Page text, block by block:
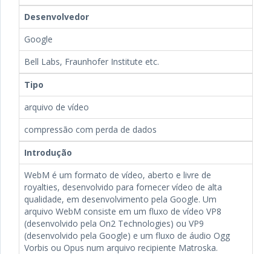
Desenvolvedor
Google
Bell Labs, Fraunhofer Institute etc.
Tipo
arquivo de vídeo
compressão com perda de dados
Introdução
WebM é um formato de vídeo, aberto e livre de
royalties, desenvolvido para fornecer vídeo de alta
qualidade, em desenvolvimento pela Google. Um
arquivo WebM consiste em um fluxo de vídeo VP8
(desenvolvido pela On2 Technologies) ou VP9
(desenvolvido pela Google) e um fluxo de áudio Ogg
Vorbis ou Opus num arquivo recipiente Matroska.